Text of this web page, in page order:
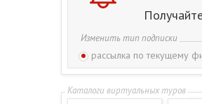
Изменить тип подписки
рассылка по текущему